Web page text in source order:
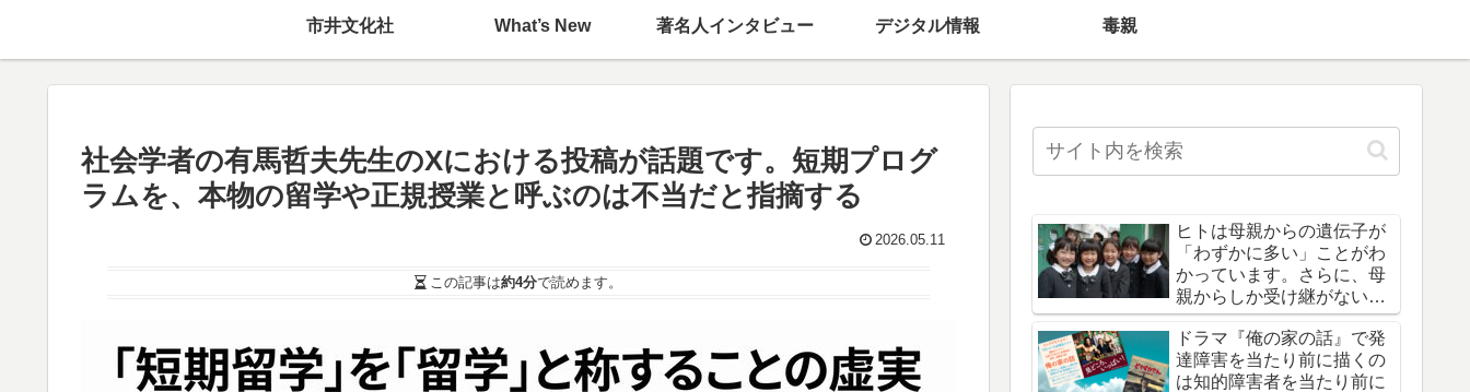
市井文化社 What’s New 著名人インタビュー デジタル情報 毒親
社会学者の有馬哲夫先生のXにおける投稿が話題です。短期プログ
ラムを、本物の留学や正規授業と呼ぶのは不当だと指摘する
2026.05.11
この記事は約4分で読めます。
ヒトは母親からの遺伝子が
「わずかに多い」ことがわ
かっています。さらに、母
親からしか受け継がない遺
伝子や病気も存在します。
ドラマ『俺の家の話』で発
達障害を当たり前に描くの
は知的障害者を当たり前に